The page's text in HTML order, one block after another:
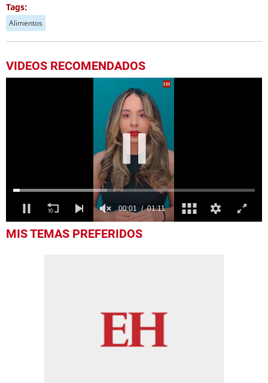
Tags:
Alimentos
VIDEOS RECOMENDADOS
of
MIS TEMAS PREFERIDOS